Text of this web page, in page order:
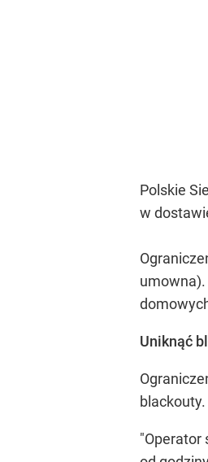
Polskie
w
Uniknąć
blackouty.
"Operator